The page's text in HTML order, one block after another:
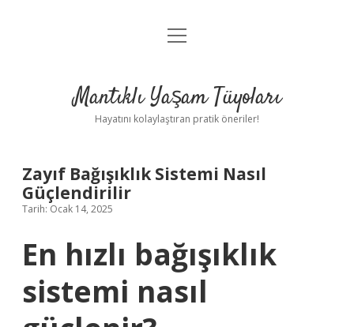
Anasayfa
Yasal Uyarı
menüyü
Mantıklı Yaşam Tüyoları
Hayatını kolaylaştıran pratik öneriler!
Zayıf Bağışıklık Sistemi Nasıl
Güçlendirilir
Tarih: Ocak 14, 2025
En hızlı bağışıklık
sistemi nasıl